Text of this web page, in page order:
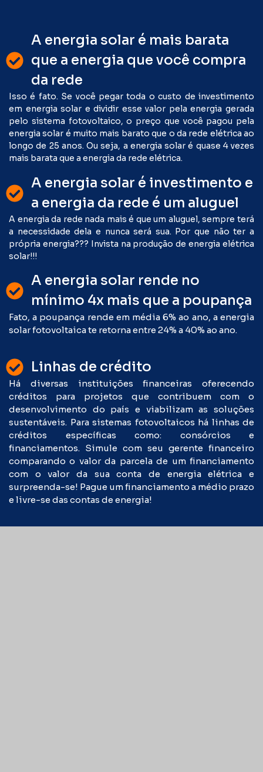
A energia solar é mais barata
que a energia que você compra
da rede
Isso é fato. Se você pegar toda o custo de investimento
em energia solar e dividir esse valor pela energia gerada
pelo sistema fotovoltaico, o preço que você pagou pela
energia solar é muito mais barato que o da rede elétrica ao
longo de 25 anos. Ou seja, a energia solar é quase 4 vezes
mais barata que a energia da rede elétrica.
A energia solar é investimento e
a energia da rede é um aluguel
A energia da rede nada mais é que um aluguel, sempre terá
a necessidade dela e nunca será sua. Por que não ter a
própria energia??? Invista na produção de energia elétrica
solar!!!
A energia solar rende no
mínimo 4x mais que a poupança
Fato, a poupança rende em média 6% ao ano, a energia
solar fotovoltaica te retorna entre 24% a 40% ao ano.
Linhas de crédito
Há diversas instituições financeiras oferecendo
créditos para projetos que contribuem com o
desenvolvimento do país e viabilizam as soluções
sustentáveis. Para sistemas fotovoltaicos há linhas de
créditos específicas como: consórcios e
financiamentos. Simule com seu gerente financeiro
comparando o valor da parcela de um financiamento
com o valor da sua conta de energia elétrica e
surpreenda-se! Pague um financiamento a médio prazo
e livre-se das contas de energia!